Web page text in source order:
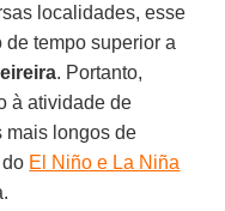
localidades, esse
tempo superior a
. Portanto,
à atividade de
mais longos de
El Niño e La Niña